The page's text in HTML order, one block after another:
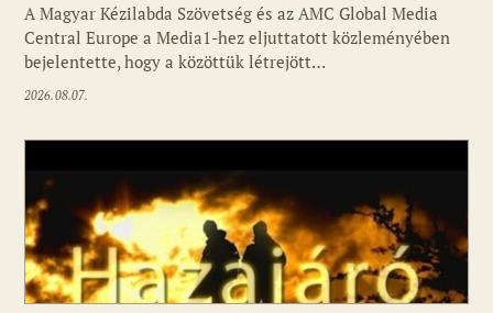
Fotó: media1.hu
A Magyar Kézilabda Szövetség és az AMC Global Media
Central Europe a Media1-hez eljuttatott közleményében
bejelentette, hogy a közöttük létrejött…
2026.08.07.